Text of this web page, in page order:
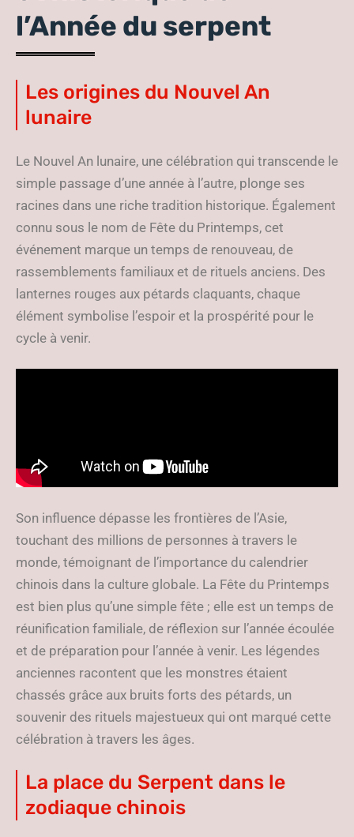
l’Année du serpent
Les origines du Nouvel An
lunaire
Le Nouvel An lunaire, une célébration qui transcende le
simple passage d’une année à l’autre, plonge ses
racines dans une riche tradition historique. Également
connu sous le nom de Fête du Printemps, cet
événement marque un temps de renouveau, de
rassemblements familiaux et de rituels anciens. Des
lanternes rouges aux pétards claquants, chaque
élément symbolise l’espoir et la prospérité pour le
cycle à venir.
Son influence dépasse les frontières de l’Asie,
touchant des millions de personnes à travers le
monde, témoignant de l’importance du calendrier
chinois dans la culture globale. La Fête du Printemps
est bien plus qu’une simple fête ; elle est un temps de
réunification familiale, de réflexion sur l’année écoulée
et de préparation pour l’année à venir. Les légendes
anciennes racontent que les monstres étaient
chassés grâce aux bruits forts des pétards, un
souvenir des rituels majestueux qui ont marqué cette
célébration à travers les âges.
La place du Serpent dans le
zodiaque chinois